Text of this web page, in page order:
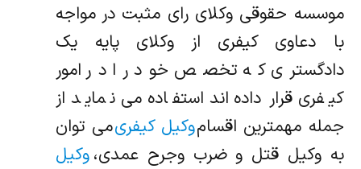
موسسه حقوقی وکلای رای مثبت در مواجه
با دعاوی کیفری از وکلای پایه یک
دادگستری که تخصص خود را در امور
کیفری قرار داده‌اند استفاده می نماید از
جمله مهمترین اقساموکیل کیفریمی توان
به وکیل قتل و ضرب وجرح عمدی،وکیل